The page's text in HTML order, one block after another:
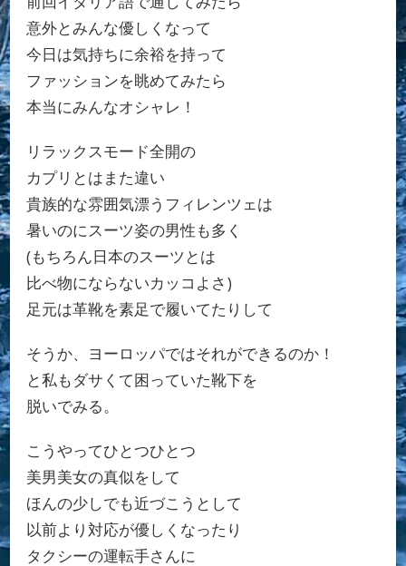
意外とみんな優しくなって
今日は気持ちに余裕を持って
ファッションを眺めてみたら
本当にみんなオシャレ！
リラックスモード全開の
カプリとはまた違い
貴族的な雰囲気漂うフィレンツェは
暑いのにスーツ姿の男性も多く
(もちろん日本のスーツとは
比べ物にならないカッコよさ)
足元は革靴を素足で履いてたりして
そうか、ヨーロッパではそれができるのか！
と私もダサくて困っていた靴下を
脱いでみる。
こうやってひとつひとつ
美男美女の真似をして
ほんの少しでも近づこうとして
以前より対応が優しくなったり
タクシーの運転手さんに